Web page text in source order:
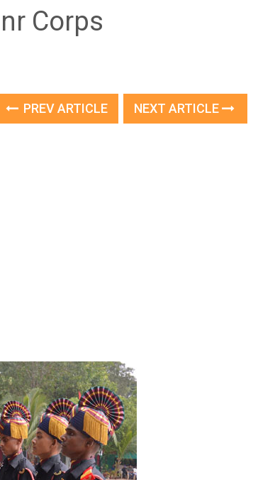
Corps
PREV ARTICLE NEXT ARTICLE